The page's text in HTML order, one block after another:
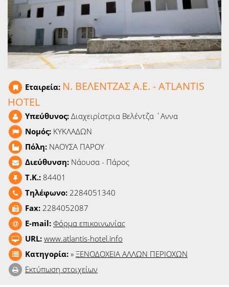
Βιβλία
Ειδήσεις
Παιχνίδια
Ραδιόφωνο
Ταινίες
Εταιρεία: Ν. ΒΕΛΕΝΤΖΑΣ Α.Ε. - ATLANTIS
HOTEL
Υπεύθυνος: Διαχειρίστρια Βελέντζα ΄Αννα
Νομός: ΚΥΚΛΑΔΩΝ
Πόλη: ΝΑΟΥΣΑ ΠΑΡΟΥ
Διεύθυνση: Νάουσα - Πάρος
T.K.: 84401
Τηλέφωνο: 2284051340
Fax: 2284052087
E-mail: Φόρμα επικοινωνίας
URL: www.atlantis-hotel.info
Κατηγορία: » ΞΕΝΟΔΟΧΕΙΑ ΑΛΛΩΝ ΠΕΡΙΟΧΩΝ
Εκτύπωση στοιχείων